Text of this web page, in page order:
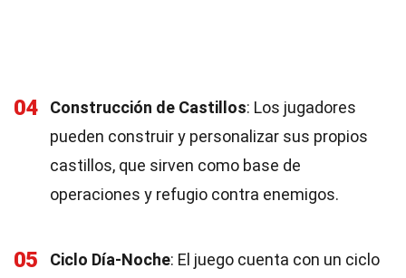
04 Construcción de Castillos: Los jugadores
pueden construir y personalizar sus propios
castillos, que sirven como base de
operaciones y refugio contra enemigos.
05 Ciclo Día-Noche: El juego cuenta con un ciclo